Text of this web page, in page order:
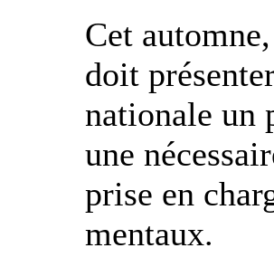
Cet
doit
nationale un
une
prise en
mentaux.